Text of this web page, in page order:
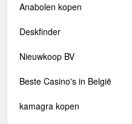
Anabolen kopen
Deskfinder
Nieuwkoop BV
Beste Casino's in België
kamagra kopen